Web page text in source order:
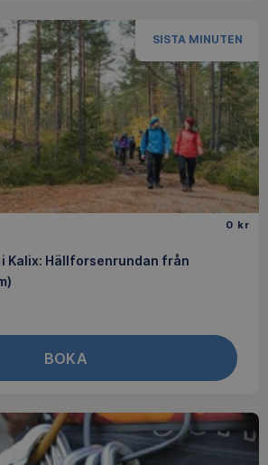
SISTA MINUTEN
0 kr
Kalix: Hällforsenrundan från
BOKA